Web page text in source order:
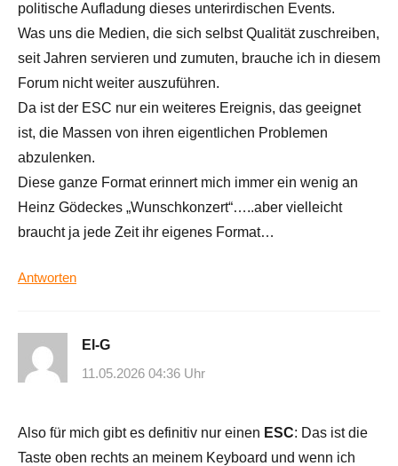
politische Aufladung dieses unterirdischen Events.
Was uns die Medien, die sich selbst Qualität zuschreiben,
seit Jahren servieren und zumuten, brauche ich in diesem
Forum nicht weiter auszuführen.
Da ist der ESC nur ein weiteres Ereignis, das geeignet
ist, die Massen von ihren eigentlichen Problemen
abzulenken.
Diese ganze Format erinnert mich immer ein wenig an
Heinz Gödeckes „Wunschkonzert“…..aber vielleicht
braucht ja jede Zeit ihr eigenes Format…
Antworten
El-G
11.05.2026 04:36 Uhr
Also für mich gibt es definitiv nur einen ESC: Das ist die
Taste oben rechts an meinem Keyboard und wenn ich